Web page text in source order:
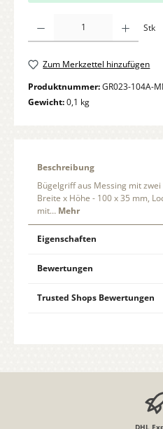
Stk
Zum Merkzettel hinzufügen
Produktnummer:GR023-104A-
Gewicht:0,1 kg
Beschreibung
Bügelgriff aus Messing mit
Breite x Höhe - 100 x 35 mm,
mit… Mehr
Eigenschaften
Bewertungen
Trusted Shops Bewertungen
DHL